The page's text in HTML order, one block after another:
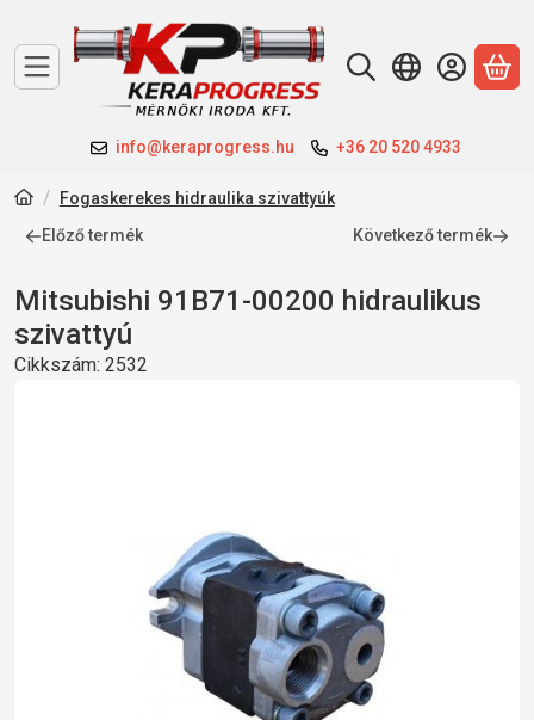
info@keraprogress.hu +36 20 520 4933
A
Fogaskerekes hidraulika szivattyúk
Előző termék
Következő termék
Mitsubishi 91B71-00200 hidraulikus
szivattyú
Cikkszám: 2532